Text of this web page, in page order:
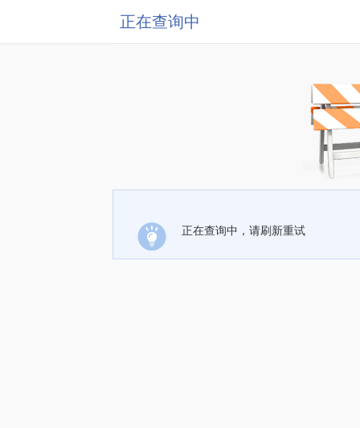
正在查询中
正在查询中，请刷新重试